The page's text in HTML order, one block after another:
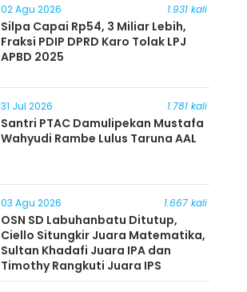
02 Agu 2026 1.931 kali
Silpa Capai Rp54, 3 Miliar Lebih,
Fraksi PDIP DPRD Karo Tolak LPJ
APBD 2025
31 Jul 2026 1.781 kali
Santri PTAC Damulipekan Mustafa
Wahyudi Rambe Lulus Taruna AAL
03 Agu 2026 1.667 kali
OSN SD Labuhanbatu Ditutup,
Ciello Situngkir Juara Matematika,
Sultan Khadafi Juara IPA dan
Timothy Rangkuti Juara IPS